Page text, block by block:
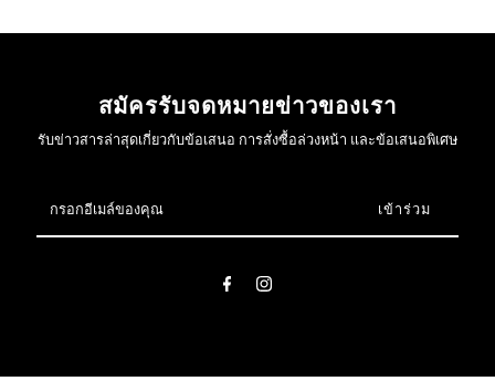
สมัครรับจดหมายข่าวของเรา
รับข่าวสารล่าสุดเกี่ยวกับข้อเสนอ การสั่งซื้อล่วงหน้า และข้อเสนอพิเศษ
อีเมล์
ของ